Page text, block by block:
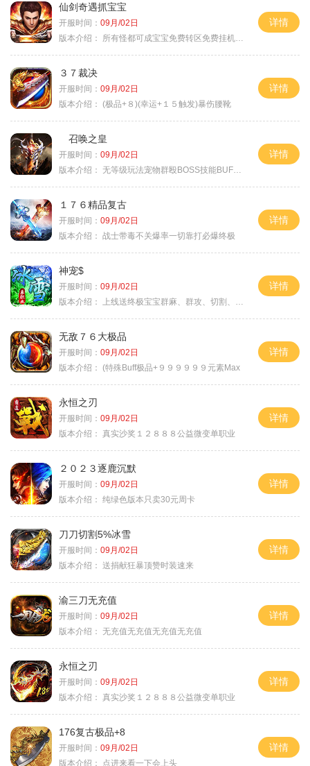
仙剑奇遇抓宝宝
开服时间： 09月/02日
版本介绍：
所有怪都可成宝宝免费转区免费挂机活动
详情
３７裁决
开服时间： 09月/02日
版本介绍： (极品+８)(幸运+１５触发)暴伤腰靴
详情
召唤之皇
开服时间： 09月/02日
版本介绍： 无等级玩法宠物群殴BOSS技能BUFF铭文B
详情
１７６精品复古
开服时间： 09月/02日
版本介绍： 战士带毒不关爆率一切靠打必爆终极
详情
神宠$
开服时间： 09月/02日
版本介绍：
上线送终极宝宝群麻、群攻、切割、吸血
详情
无敌７６大极品
开服时间： 09月/02日
版本介绍： (特殊Buff极品+９９９９９９元素Max
详情
永恒之刃
开服时间： 09月/02日
版本介绍： 真实沙奖１２８８８公益微变单职业
详情
２０２３逐鹿沉默
开服时间： 09月/02日
版本介绍： 纯绿色版本只卖30元周卡
详情
刀刀切割5%冰雪
开服时间： 09月/02日
版本介绍： 送捐献狂暴顶赞时装速来
详情
渝三刀无充值
开服时间： 09月/02日
版本介绍： 无充值无充值无充值无充值
详情
永恒之刃
开服时间： 09月/02日
版本介绍： 真实沙奖１２８８８公益微变单职业
详情
176复古极品+8
开服时间： 09月/02日
版本介绍：
点进来看一下会上头
详情